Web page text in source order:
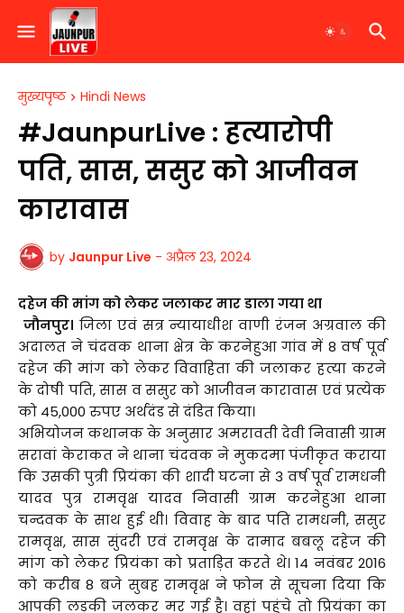
मुख्यपृष्ठ Hindi News
#JaunpurLive : हत्यारोपी
पति, सास, ससुर को आजीवन
कारावास
by Jaunpur Live - अप्रैल 23, 2024
दहेज की मांग को लेकर जलाकर मार डाला गया था
जौनपुर। जिला एवं सत्र न्यायाधीश वाणी रंजन अग्रवाल की
अदालत ने चंदवक थाना क्षेत्र के करनेहुआ गांव में 8 वर्ष पूर्व
दहेज की मांग को लेकर विवाहिता की जलाकर हत्या करने
के दोषी पति, सास व ससुर को आजीवन कारावास एवं प्रत्येक
को 45,000 रुपए अर्थदंड से दंडित किया।
अभियोजन कथानक के अनुसार अमरावती देवी निवासी ग्राम
सरावां केराकत ने थाना चंदवक ने मुकदमा पंजीकृत कराया
कि उसकी पुत्री प्रियंका की शादी घटना से 3 वर्ष पूर्व रामधनी
यादव पुत्र रामवृक्ष यादव निवासी ग्राम करनेहुआ थाना
चन्दवक के साथ हुई थी। विवाह के बाद पति रामधनी, ससुर
रामवृक्ष, सास सुंदरी एवं रामवृक्ष के दामाद बबलू दहेज की
मांग को लेकर प्रियंका को प्रताड़ित करते थे। 14 नवंबर 2016
को करीब 8 बजे सुबह रामवृक्ष ने फोन से सूचना दिया कि
आपकी लड़की जलकर मर गई है। वहां पहुंचे तो प्रियंका का